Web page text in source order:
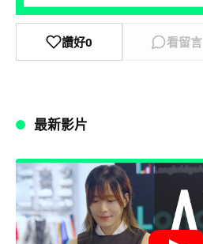
讚好0 看留言
最新影片